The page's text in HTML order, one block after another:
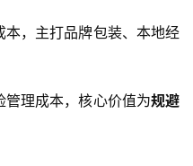
，主打品牌包装、本地经
理成本，核心价值为规避